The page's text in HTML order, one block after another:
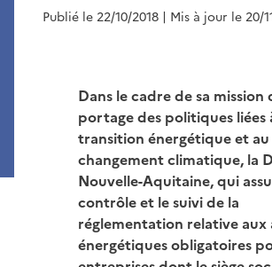
Publié le 22/10/2018 | Mis à jour le 20/
Dans le cadre de sa mission
portage des politiques liées
transition énergétique et au
changement climatique, la
Nouvelle-Aquitaine, qui
contrôle et le suivi de la
réglementation relative aux
énergétiques obligatoires